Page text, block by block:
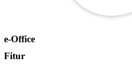
e-Office
Fitur